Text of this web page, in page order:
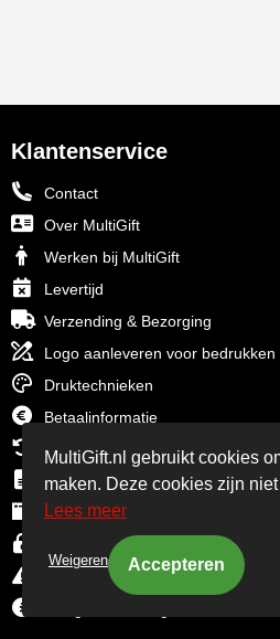
Klantenservice
Contact
Over MultiGift
Werken bij MultiGift
Levertijd
Verzending & Bezorging
Logo aanleveren voor bedrukken
Druktechnieken
Betaalinformatie
Retourbeleid
Algemene voorwaarden
Cookiebeleid
Privacyverklaring
Disclaimer
MultiGift.nl gebruikt cookies
maken. Deze cookies zijn
Lees meer
Weigeren